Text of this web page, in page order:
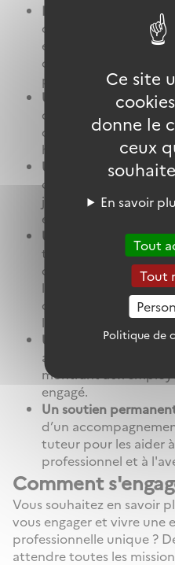
Le développement de
civique permet
essentielles comme
communication,
professionnelle.
Une vraie ouverture
de service civique
différentes, avec des
horizons !
Une prise de
civique est également
jeunes une
en renforçant leur
Un renforcement de
telle expérience
développement de
les missions les
connaître et à définir
la suite.
Un réel levier
acquises en service
montrant aux
engagé.
Un soutien
d’un
tuteur pour les aider
professionnel et à
Comment
Vous souhaitez en savoir
vous engager et vivre une
professionnelle unique ?
attendre toutes les
Ce site
donne le
ceux
En savoir
Tout
Tout
Politique de